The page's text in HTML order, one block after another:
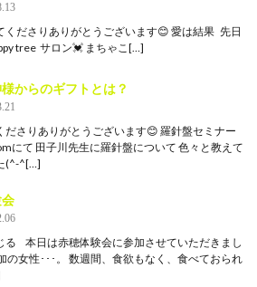
くださりありがとうございます😊 愛は結果 先日
tree サロン💓 まちゃこ[…]
からのギフトとは？
ださりありがとうございます😊 羅針盤セミナー
にて 田子川先生に羅針盤について 色々と教えて
(^-^[…]
る 本日は赤穂体験会に参加させていただきまし
の女性･･･。 数週間、食欲もなく、食べておられ